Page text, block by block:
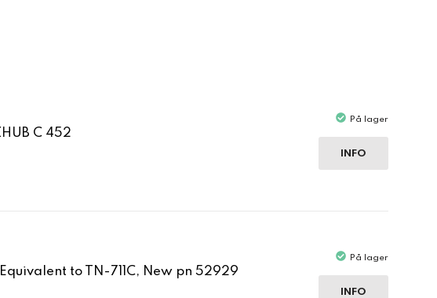
C 452
På lager
INFO
to TN-711C, New pn 52929
På lager
INFO